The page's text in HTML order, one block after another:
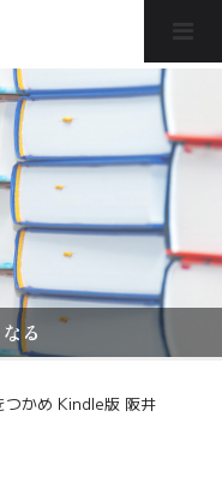
る
つかめ Kindle版 阪井